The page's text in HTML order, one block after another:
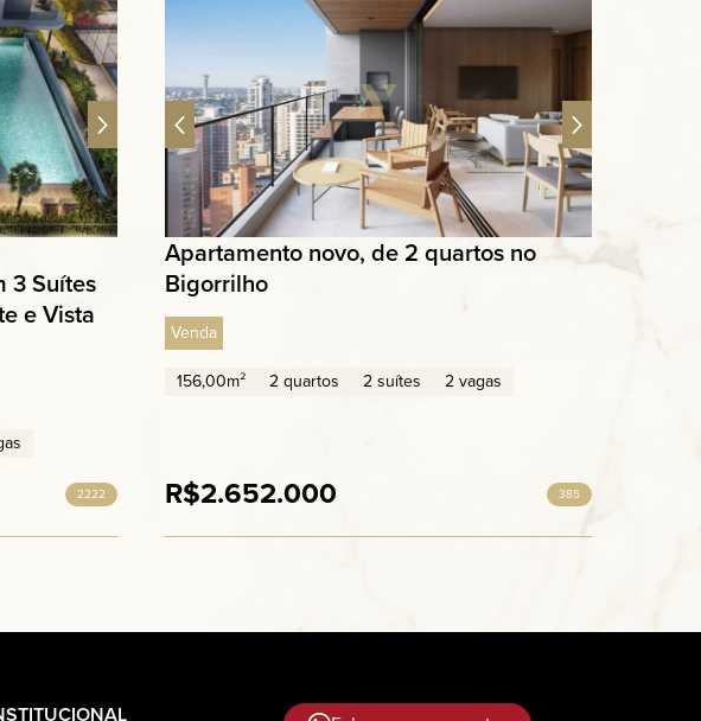
3 Suítes
e Vista
2222
Apartamento novo, de 2 quartos no
Bigorrilho
Venda
156,00m²
2 quartos 2 suítes 2 vagas
R$2.652.000 385